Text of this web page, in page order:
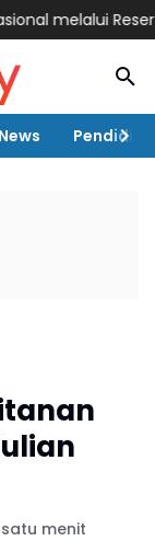
Resertifikasi
News
menit